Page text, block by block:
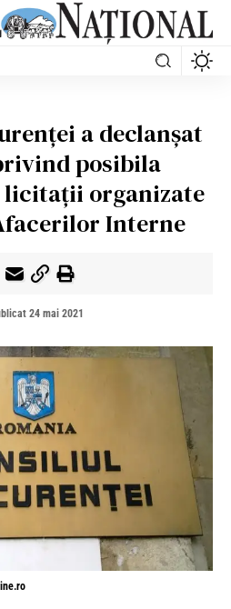
a declanşat
posibila
organizate
Interne
24 mai 2021